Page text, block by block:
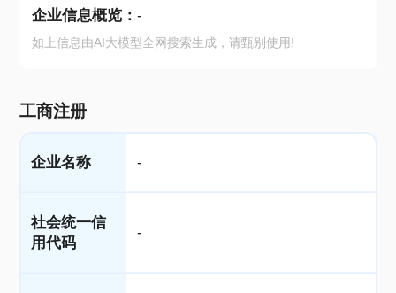
企业信息概览： -
如上信息由AI大模型全网搜索生成，请甄别使用!
工商注册
企业名称 -
社会统一信
用代码
-